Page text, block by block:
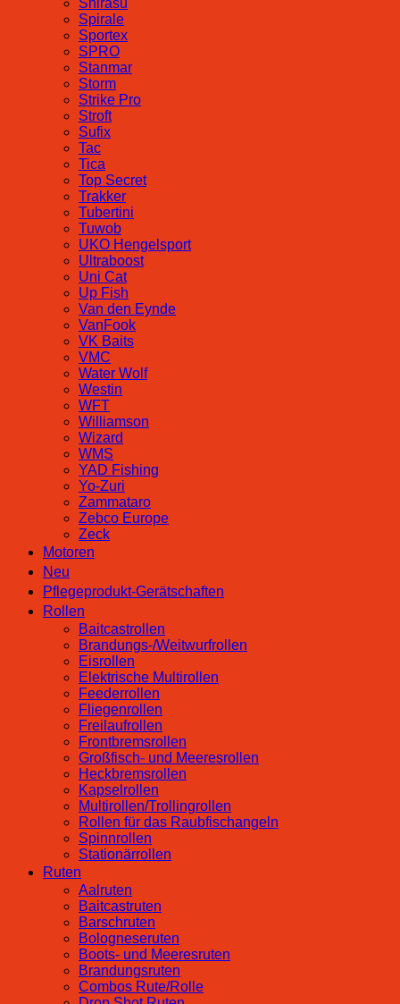
Spirale
Sportex
SPRO
Stanmar
Storm
Strike Pro
Stroft
Sufix
Tac
Tica
Top Secret
Trakker
Tubertini
Tuwob
UKO Hengelsport
Ultraboost
Uni Cat
Up Fish
Van den Eynde
VanFook
VK Baits
VMC
Water Wolf
Westin
WFT
Williamson
Wizard
WMS
YAD Fishing
Yo-Zuri
Zammataro
Zebco Europe
Zeck
Motoren
Neu
Pflegeprodukt-Gerätschaften
Rollen
Baitcastrollen
Brandungs-/Weitwurfrollen
Eisrollen
Elektrische Multirollen
Feederrollen
Fliegenrollen
Freilaufrollen
Frontbremsrollen
Großfisch- und Meeresrollen
Heckbremsrollen
Kapselrollen
Multirollen/Trollingrollen
Rollen für das Raubfischangeln
Spinnrollen
Stationärrollen
Ruten
Aalruten
Baitcastruten
Barschruten
Bologneseruten
Boots- und Meeresruten
Brandungsruten
Combos Rute/Rolle